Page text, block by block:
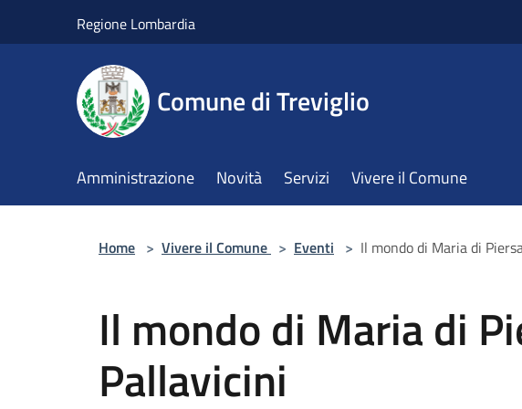
Regione Lombardia
Comune di Treviglio
Amministrazione Novità Servizi Vivere il Comune
Home > Vivere il Comune > Eventi > Il mondo di Maria di
Il mondo di Maria di
Pallavicini